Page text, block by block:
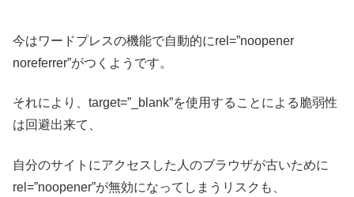
今はワードプレスの機能で自動的にrel=”noopener
noreferrer”がつくようです。
それにより、target=”_blank”を使用することによる脆弱性
は回避出来て、
自分のサイトにアクセスした人のブラウザが古いために
rel=”noopener”が無効になってしまうリスクも、